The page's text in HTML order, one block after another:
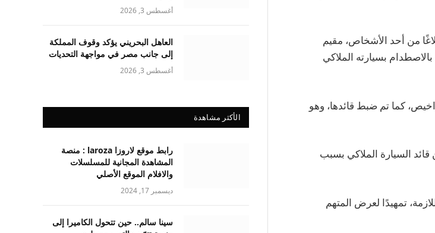
بلاغًا من أحد الأشخاص، مقيم
بسيارته الملاكي
كما تم ضبط قائدها، وهو
السيارة الملاكي بسبب
تمهيدًا لعرض المتهم
أغسطس 3, 2026
العاهل البحريني يؤكد وقوف المملكة
إلى جانب مصر في مواجهة التحديات
أغسطس 3, 2026
الأكثر مشاهدة
رابط موقع لاروزا laroza : منصة
المشاهدة المجانية للمسلسلات
والافلام الموقع الأصلي
ديسمبر 17, 2024
سينا سالم.. حين تتحول الكاميرا إلى